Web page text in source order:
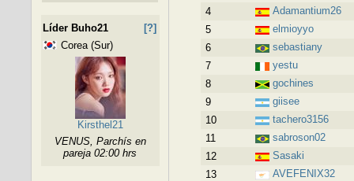
Líder Buho21
[?]
Corea (Sur)
Kirsthel21
VENUS, Parchís en
pareja 02:00 hrs
4
Adamantium26
5
elmioyyo
6
sebastiany
7
yestu
8
gochines
9
giisee
10
tachero3156
11
sabroson02
12
Sasaki
13
AVEFENIX32